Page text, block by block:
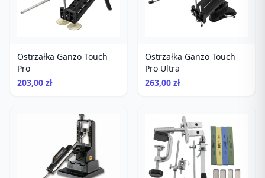
Ostrzałka Ganzo Touch
Pro
203,00 zł
Ostrzałka Ganzo Touch
Pro Ultra
263,00 zł